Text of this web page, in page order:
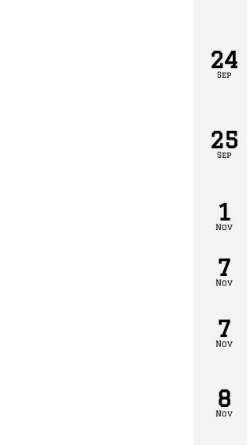
24
Sep
25
Sep
1
Nov
7
Nov
7
Nov
8
Nov